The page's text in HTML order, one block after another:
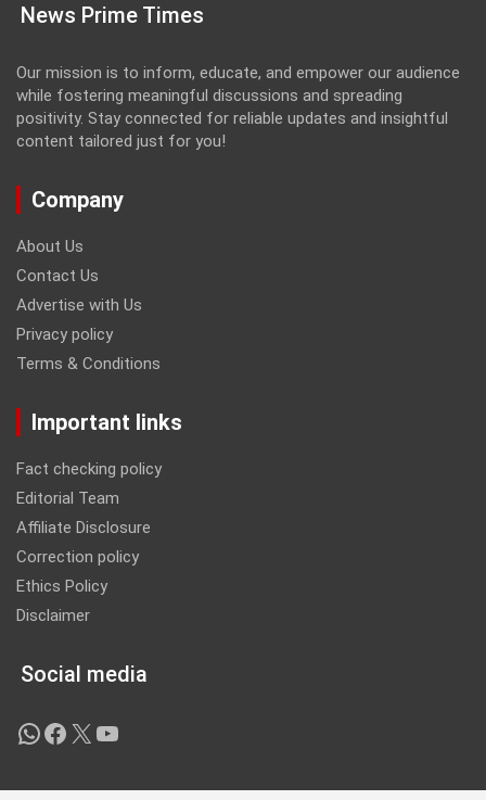
News Prime Times
Our mission is to inform, educate, and empower our audience
while fostering meaningful discussions and spreading
positivity. Stay connected for reliable updates and insightful
content tailored just for you!
Company
About Us
Contact Us
Advertise with Us
Privacy policy
Terms & Conditions
Important links
Fact checking policy
Editorial Team
Affiliate Disclosure
Correction policy
Ethics Policy
Disclaimer
Social media
WhatsApp
Facebook
X YouTube